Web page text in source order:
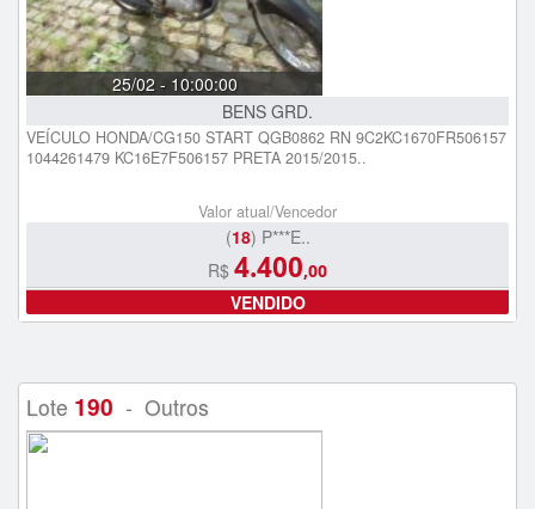
25/02 - 10:00:00
BENS GRD.
VEÍCULO HONDA/CG150 START QGB0862 RN 9C2KC1670FR506157
1044261479 KC16E7F506157 PRETA 2015/2015..
Valor atual/Vencedor
(18) P***E..
R$ 4.400,00
VENDIDO
Lote 190 - Outros